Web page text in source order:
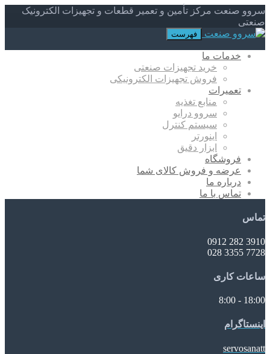
سروو صنعت مرکز تأمین و تعمیر قطعات و تجهیزات الکترونیک
صنعتی
فهرست
خدمات ما
خرید تجهیزات صنعتی
فروش تجهیزات الکترونیکی
تعمیرات
منابع تغذیه
سروو درایو
سیستم کنترل
اینورتر
ابزار دقیق
فروشگاه
عرضه و فروش کالای شما
درباره ما
تماس با ما
تماس
3910 282 0912
7728 3355 028
ساعات کاری
18:00 - 8:00
اینستاگرام
servosanatt